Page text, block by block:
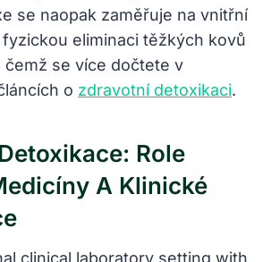
se naopak zaměřuje na vnitřní
eliminaci těžkých kovů
čemž se více dočtete v
o zdravotní detoxikaci.
Role
A Klinické